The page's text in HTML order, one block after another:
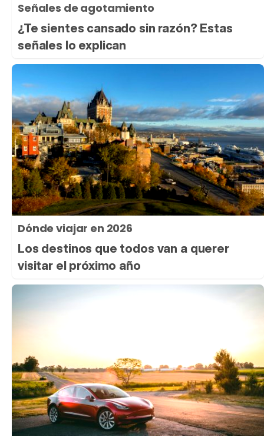
Señales de agotamiento
¿Te sientes cansado sin razón? Estas
señales lo explican
Dónde viajar en 2026
Los destinos que todos van a querer
visitar el próximo año